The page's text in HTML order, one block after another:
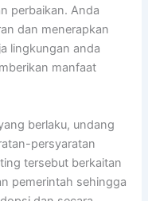
perbaikan. Anda
dan menerapkan
lingkungan anda
manfaat
berlaku, undang
persyaratan
tersebut berkaitan
pemerintah sehingga